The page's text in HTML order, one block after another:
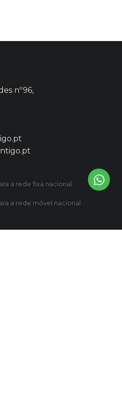
nº96,
a rede fixa nacional
a rede móvel nacional